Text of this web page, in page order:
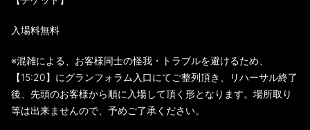
入場料無料
※混雑による、お客様同士の怪我・トラブルを避けるため、
【15:20】にグランフォラム入口にてご整列頂き、リハーサル終了
後、先頭のお客様から順に入場して頂く形となります。場所取り
等は出来ませんので、予めご了承ください。